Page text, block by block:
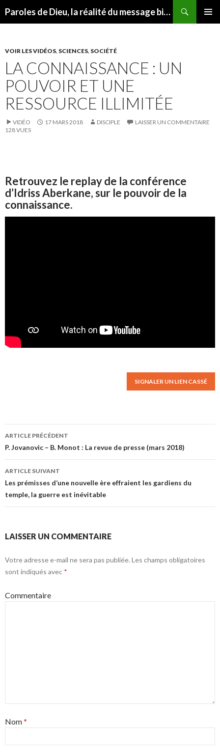
Paroles de Dieu, la réalité du message biblique
VOIR LES VIDÉOS, SCIENCES, SOCIÉTÉ
LA CONNAISSANCE : UN
POUVOIR ET UNE
RESSOURCE ILLIMITÉE
VIDÉO 17 MARS 2018 DISCIPLE
LAISSER UN COMMENTAIRE
128 VUES
Retrouvez le replay de la conférence
d’Idriss Aberkane, sur le pouvoir de la
connaissance.
SIGNALER UN LIEN CASSÉ
Navigation des articles
ARTICLE PRÉCÉDENT
P. Jovanovic – B. Monot : La revue de presse (mars 2018)
ARTICLE SUIVANT
Les prémisses d’une nouvelle ère effraient les gardiens du
temple, la guerre est inévitable
LAISSER UN COMMENTAIRE
Votre adresse e-mail ne sera pas publiée. Les champs obligatoires
sont indiqués avec *
Commentaire
Nom*